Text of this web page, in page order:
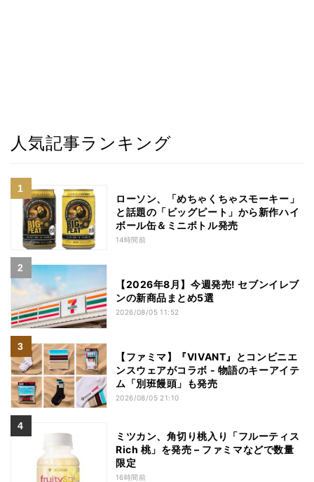
人気記事ランキング
ローソン、「めちゃくちゃスモーキー」
と話題の「ビッグピート」から新作ハイ
ボール缶＆ミニボトル発売
14時間前
【2026年8月】今週発売! セブンイレブ
ンの新商品まとめ5選
2026/08/05 11:52
【ファミマ】『VIVANT』とコンビニエ
ンスウェアがコラボ - 物語のキーアイテ
ム「別班饅頭」も発売
2026/08/05 21:10
ミツカン、角切り桃入り「フルーティス
Rich 桃」を発売 – ファミマなどで数量
限定
16時間前